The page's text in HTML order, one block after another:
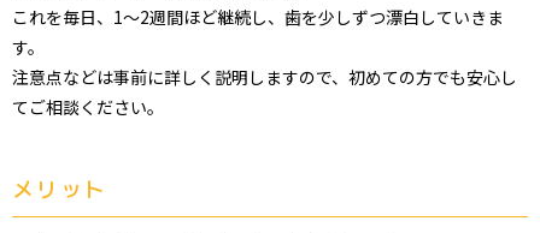
これを毎日、1～2週間ほど継続し、歯を少しずつ漂白していきま
す。
注意点などは事前に詳しく説明しますので、初めての方でも安心し
てご相談ください。
メリット